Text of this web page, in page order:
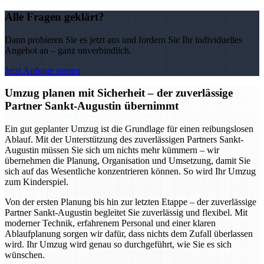
Alle Fragen geklärt?
Dann probieren Sie es jetzt aus und fordern Sie Ihr individuelles
Angebot an – ganz unverbindlich.
Jetzt Anfrage starten
Umzug planen mit Sicherheit – der zuverlässige
Partner Sankt-Augustin übernimmt
Ein gut geplanter Umzug ist die Grundlage für einen reibungslosen
Ablauf. Mit der Unterstützung des zuverlässigen Partners Sankt-
Augustin müssen Sie sich um nichts mehr kümmern – wir
übernehmen die Planung, Organisation und Umsetzung, damit Sie
sich auf das Wesentliche konzentrieren können. So wird Ihr Umzug
zum Kinderspiel.
Von der ersten Planung bis hin zur letzten Etappe – der zuverlässige
Partner Sankt-Augustin begleitet Sie zuverlässig und flexibel. Mit
moderner Technik, erfahrenem Personal und einer klaren
Ablaufplanung sorgen wir dafür, dass nichts dem Zufall überlassen
wird. Ihr Umzug wird genau so durchgeführt, wie Sie es sich
wünschen.